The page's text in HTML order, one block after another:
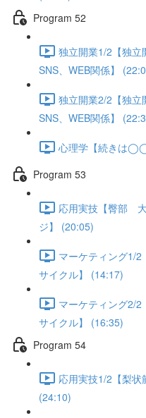
Program 52
独立開業1/2【独
SNS、WEB関係】
独立開業2/2【独
SNS、WEB関係】
心理学【続きは
Program 53
応用実技【臀部
ジ】 (20:05)
マーケティング1/
サイクル】 (14:17)
マーケティング2/
サイクル】 (16:35)
Program 54
応用実技1/2【梨状
(24:10)